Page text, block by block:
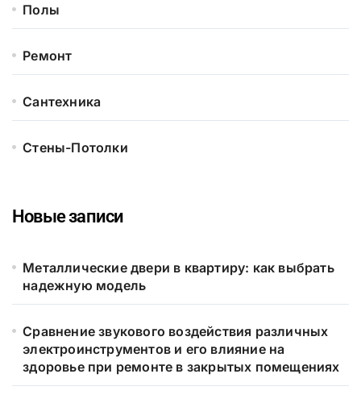
Полы
Ремонт
Сантехника
Стены-Потолки
Новые записи
Металлические двери в квартиру: как выбрать
надежную модель
Сравнение звукового воздействия различных
электроинструментов и его влияние на
здоровье при ремонте в закрытых помещениях